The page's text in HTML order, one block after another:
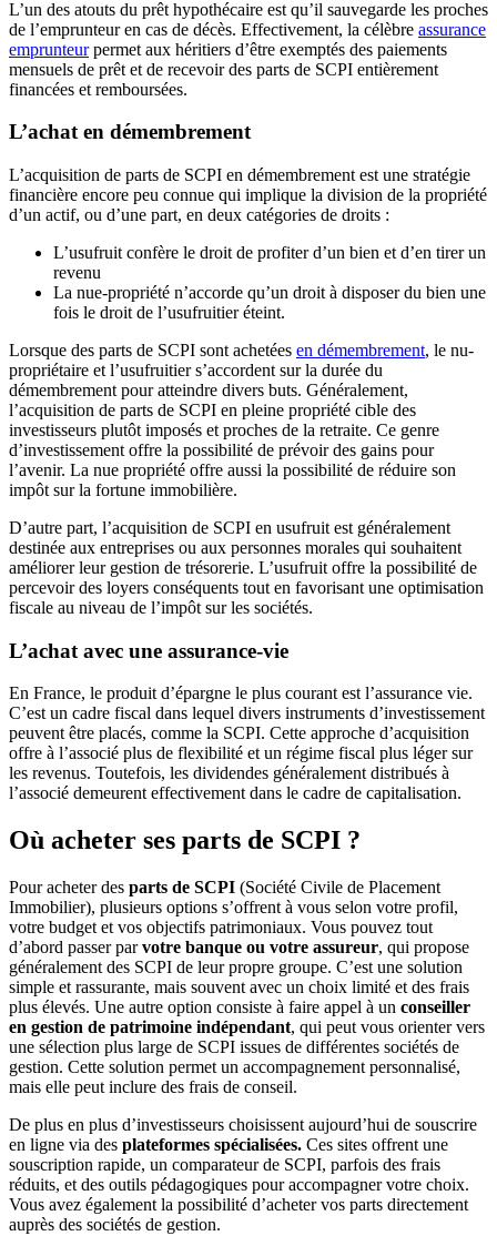
L’un des atouts du prêt hypothécaire est qu’il sauvegarde les proches
de l’emprunteur en cas de décès. Effectivement, la célèbre assurance
emprunteurpermet aux héritiers d’être exemptés des paiements
mensuels de prêt et de recevoir des parts de SCPI entièrement
financées et remboursées.
L’achat en démembrement
L’acquisition de parts de SCPI en démembrement est une stratégie
financière encore peu connue qui implique la division de la propriété
d’un actif, ou d’une part, en deux catégories de droits :
L’usufruit confère le droit de profiter d’un bien et d’en tirer un
revenu
La nue-propriété n’accorde qu’un droit à disposer du bien une
fois le droit de l’usufruitier éteint.
Lorsque des parts de SCPI sont achetées en démembrement, le nu-
propriétaire et l’usufruitier s’accordent sur la durée du
démembrement pour atteindre divers buts. Généralement,
l’acquisition de parts de SCPI en pleine propriété cible des
investisseurs plutôt imposés et proches de la retraite. Ce genre
d’investissement offre la possibilité de prévoir des gains pour
l’avenir. La nue propriété offre aussi la possibilité de réduire son
impôt sur la fortune immobilière.
D’autre part, l’acquisition de SCPI en usufruit est généralement
destinée aux entreprises ou aux personnes morales qui souhaitent
améliorer leur gestion de trésorerie. L’usufruit offre la possibilité de
percevoir des loyers conséquents tout en favorisant une optimisation
fiscale au niveau de l’impôt sur les sociétés.
L’achat avec une assurance-vie
En France, le produit d’épargne le plus courant est l’assurance vie.
C’est un cadre fiscal dans lequel divers instruments d’investissement
peuvent être placés, comme la SCPI. Cette approche d’acquisition
offre à l’associé plus de flexibilité et un régime fiscal plus léger sur
les revenus. Toutefois, les dividendes généralement distribués à
l’associé demeurent effectivement dans le cadre de capitalisation.
Où acheter ses parts de SCPI ?
Pour acheter des parts de SCPI (Société Civile de Placement
Immobilier), plusieurs options s’offrent à vous selon votre profil,
votre budget et vos objectifs patrimoniaux. Vous pouvez tout
d’abord passer parvotre banque ou votre assureur, qui propose
généralement des SCPI de leur propre groupe. C’est une solution
simple et rassurante, mais souvent avec un choix limité et des frais
plus élevés. Une autre option consiste à faire appel à un conseiller
en gestion de patrimoine indépendant, qui peut vous orienter vers
une sélection plus large de SCPI issues de différentes sociétés de
gestion. Cette solution permet un accompagnement personnalisé,
mais elle peut inclure des frais de conseil.
De plus en plus d’investisseurs choisissent aujourd’hui de souscrire
en ligne via des plateformes spécialisées. Ces sites offrent une
souscription rapide, un comparateur de SCPI, parfois des frais
réduits, et des outils pédagogiques pour accompagner votre choix.
Vous avez également la possibilité d’acheter vos parts directement
auprès des sociétés de gestion.